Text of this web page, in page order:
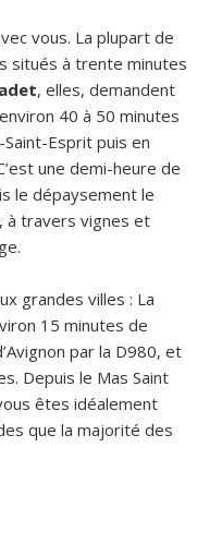
vous. La plupart de
situés à trente minutes
, elles, demandent
40 à 50 minutes
Esprit puis en
une demi-heure de
le dépaysement le
travers vignes et
grandes villes : La
15 minutes de
par la D980, et
Depuis le Mas Saint
êtes idéalement
que la majorité des